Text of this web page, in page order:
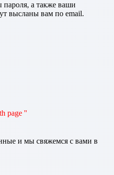
пароля, а также ваши
высланы вам по email.
page ''
и мы свяжемся с вами в